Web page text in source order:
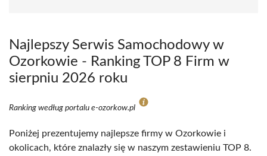
Najlepszy Serwis Samochodowy w
Ozorkowie - Ranking TOP 8 Firm w
sierpniu 2026 roku
Ranking według portalu e-ozorkow.pl
Poniżej prezentujemy najlepsze firmy w Ozorkowie i
okolicach, które znalazły się w naszym zestawieniu TOP 8.